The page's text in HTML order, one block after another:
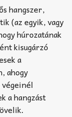
hangszer,
(az egyik, vagy
húrozatának
kisugárzó
a
ahogy
a hangzást